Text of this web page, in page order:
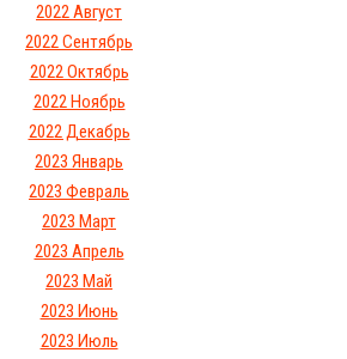
2022 Август
2022 Сентябрь
2022 Октябрь
2022 Ноябрь
2022 Декабрь
2023 Январь
2023 Февраль
2023 Март
2023 Апрель
2023 Май
2023 Июнь
2023 Июль